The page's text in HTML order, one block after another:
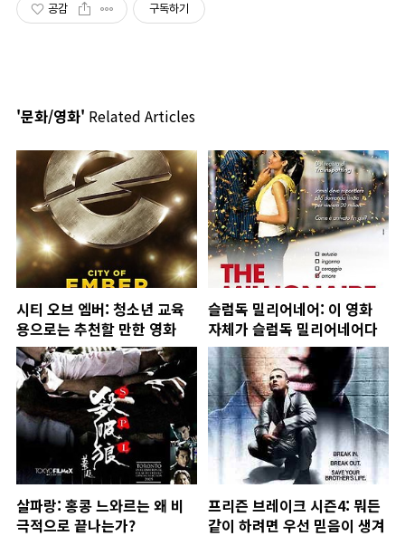
공감 구독하기
'문화/영화' Related Articles
시티 오브 엠버: 청소년 교육
용으로는 추천할 만한 영화
슬럼독 밀리어네어: 이 영화
자체가 슬럼독 밀리어네어다
살파랑: 홍콩 느와르는 왜 비
극적으로 끝나는가?
프리즌 브레이크 시즌4: 뭐든
같이 하려면 우선 믿음이 생겨